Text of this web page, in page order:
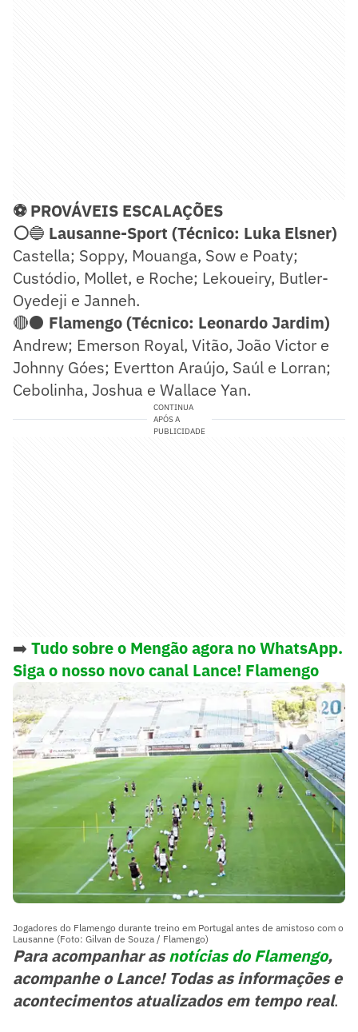
⚽ PROVÁVEIS ESCALAÇÕES
⚪🔵 Lausanne-Sport (Técnico: Luka Elsner)
Castella; Soppy, Mouanga, Sow e Poaty;
Custódio, Mollet, e Roche; Lekoueiry, Butler-
Oyedeji e Janneh.
🔴⚫ Flamengo (Técnico: Leonardo Jardim)
Andrew; Emerson Royal, Vitão, João Victor e
Johnny Góes; Evertton Araújo, Saúl e Lorran;
Cebolinha, Joshua e Wallace Yan.
CONTINUA
APÓS A
PUBLICIDADE
➡️ Tudo sobre o Mengão agora no WhatsApp.
Siga o nosso novo canal Lance! Flamengo
Jogadores do Flamengo durante treino em Portugal antes de amistoso com o
Lausanne (Foto: Gilvan de Souza / Flamengo)
Para acompanhar asnotícias do Flamengo,
acompanhe o Lance! Todas as informações e
acontecimentos atualizados em tempo real.